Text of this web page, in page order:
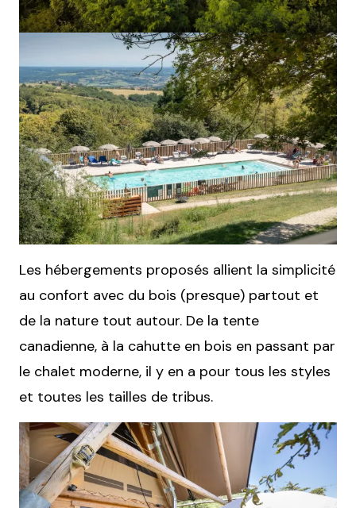
Les hébergements proposés allient la simplicité
au confort avec du bois (presque) partout et
de la nature tout autour. De la tente
canadienne, à la cahutte en bois en passant par
le chalet moderne, il y en a pour tous les styles
et toutes les tailles de tribus.